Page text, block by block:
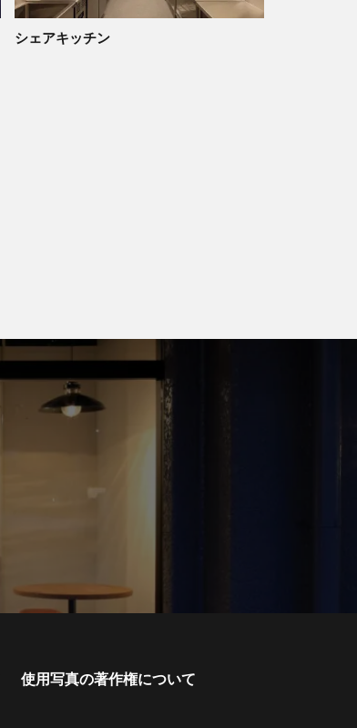
シェアキッチン
使用写真の著作権について